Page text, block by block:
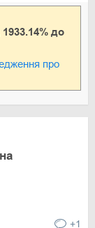
1933.14% до
про
+1